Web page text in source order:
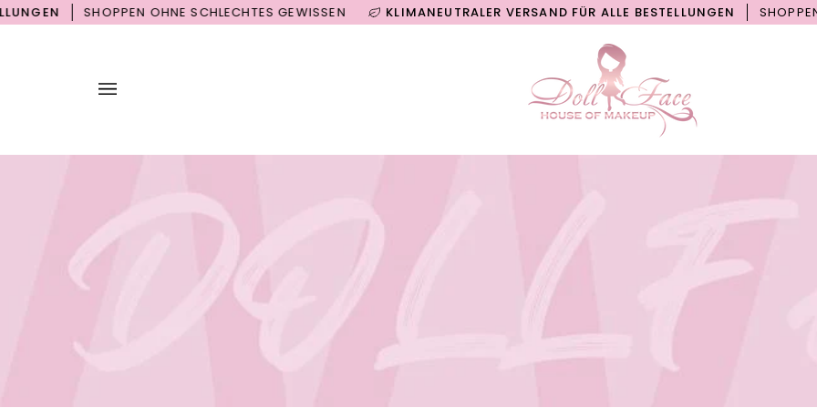
Direkt
zum
SHOPPEN OHNE SCHLECHTES GEWISSEN KLIMANEUTRALER VERSAND FÜR ALLE BESTELLUNGEN SHOPPEN OHNE